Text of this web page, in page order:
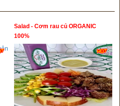
Salad - Cơm rau củ ORGANIC
100%